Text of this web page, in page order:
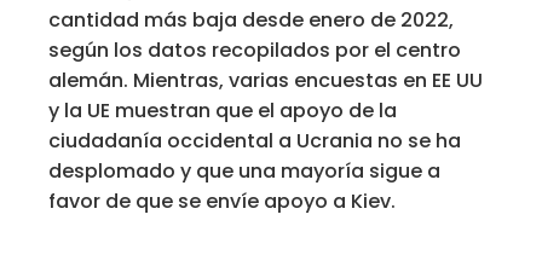
cantidad más baja desde enero de 2022,
según los datos recopilados por el centro
alemán. Mientras, varias encuestas en EE UU
y la UE muestran que el apoyo de la
ciudadanía occidental a Ucrania no se ha
desplomado y que una mayoría sigue a
favor de que se envíe apoyo a Kiev.